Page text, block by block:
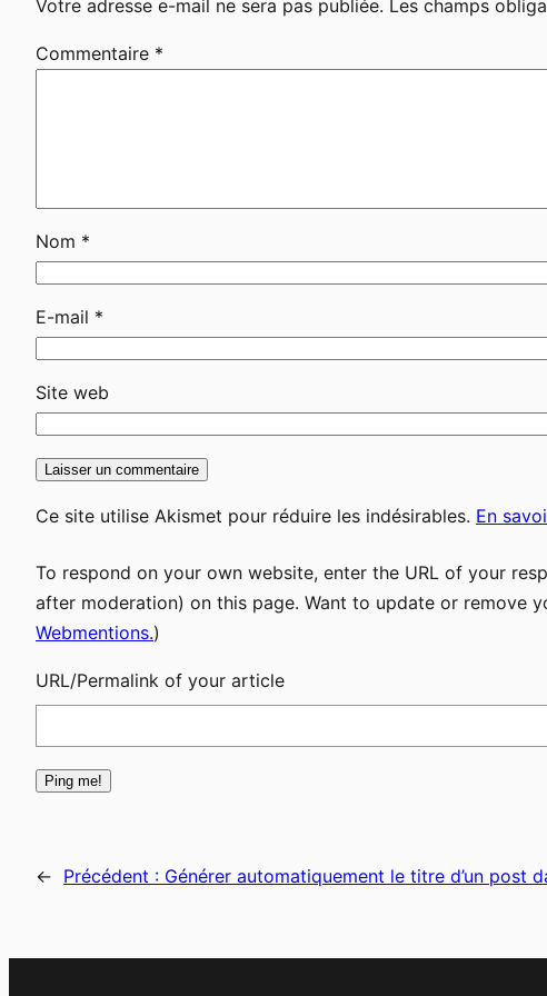
Votre adresse e-mail ne sera pas publiée. Les champs
Commentaire *
Nom *
E-mail *
Site web
Ce site utilise Akismet pour réduire les indésirables. En
To respond on your own website, enter the URL of your
after moderation) on this page. Want to update or remove
Webmentions.)
URL/Permalink of your article
← Précédent : Générer automatiquement le titre d’un post